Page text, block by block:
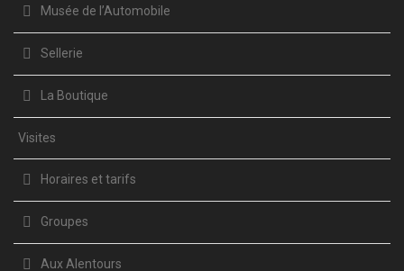
Musée de l’Automobile
Sellerie
La Boutique
Visites
Horaires et tarifs
Groupes
Aux Alentours